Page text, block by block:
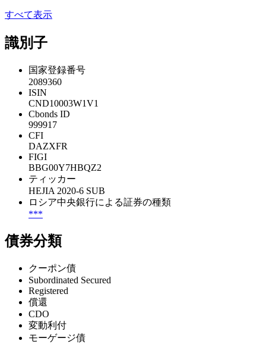
すべて表示
識別子
国家登録番号
2089360
ISIN
CND10003W1V1
Cbonds ID
999917
CFI
DAZXFR
FIGI
BBG00Y7HBQZ2
ティッカー
HEJIA 2020-6 SUB
ロシア中央銀行による証券の種類
***
債券分類
クーポン債
Subordinated Secured
Registered
償還
CDO
変動利付
モーゲージ債